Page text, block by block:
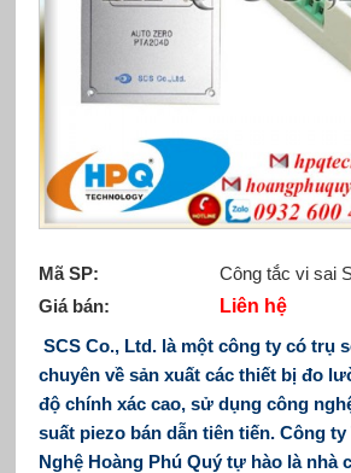
Mã SP:
Công tắc vi sai
Giá bán:
Liên hệ
SCS Co., Ltd. là một công ty có trụ
chuyên về sản xuất các thiết bị đo
độ chính xác cao, sử dụng công
suất piezo bán dẫn tiên tiến.Công ty
Nghệ Hoàng Phú Quý tự hào là nhà